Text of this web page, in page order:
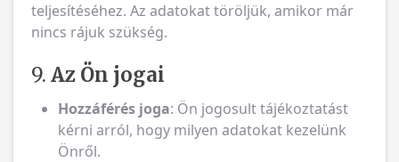
teljesítéséhez. Az adatokat töröljük, amikor már
nincs rájuk szükség.
9. Az Ön jogai
Hozzáférés joga: Ön jogosult tájékoztatást
kérni arról, hogy milyen adatokat kezelünk
Önről.